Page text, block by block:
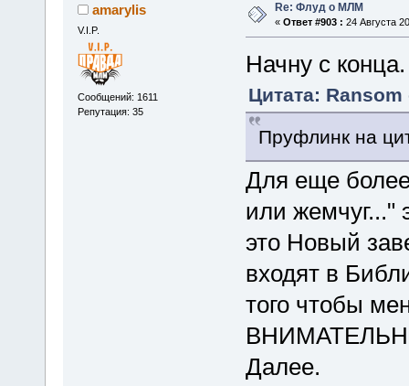
amarylis
V.I.P.
Сообщений: 1611
Репутация: 35
Re: Флуд о МЛМ
« Ответ #903 : 24 Августа
Начну с конца.
Цитата: Ransom
Пруфлинк на
Для еще
или жемчуг..."
это Новый
входят в
того чтобы
Далее.